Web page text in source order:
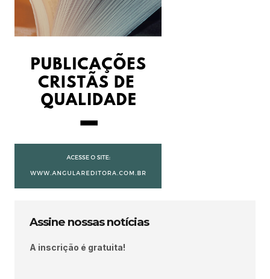
Assine nossas notícias
A inscrição é gratuita!